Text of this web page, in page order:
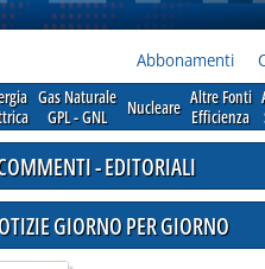
Abbonamenti
Gas Naturale
GPL - GNL
Nucleare Altre Fonti
Efficienza
- EDITORIALI
GIORNO PER GIORNO